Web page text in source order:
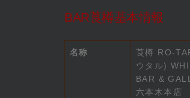
BAR莨樽基本情報
名称
莨樽 RO-
ウタル)
BAR &
六本木本店